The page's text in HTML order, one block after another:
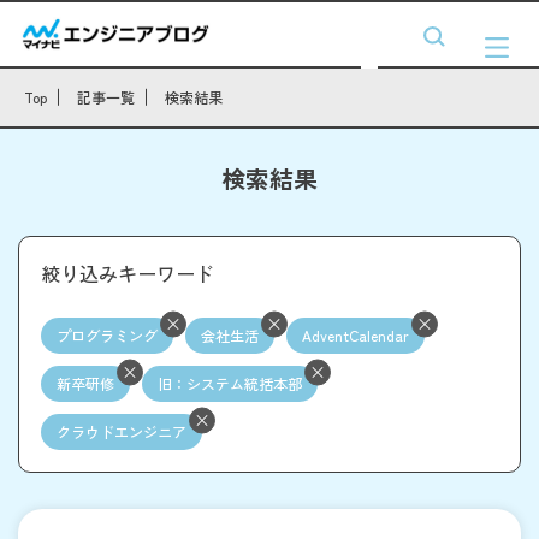
Top 記事一覧 検索結果
検索結果
絞り込みキーワード
プログラミング 会社生活 AdventCalendar
新卒研修 旧：システム統括本部
クラウドエンジニア